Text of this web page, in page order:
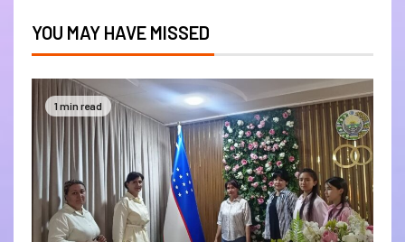
YOU MAY HAVE MISSED
1 min read